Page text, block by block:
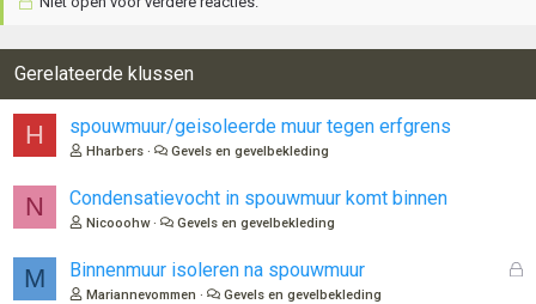
Gerelateerde klussen
H spouwmuur/geisoleerde muur tegen erfgrens
Hharbers Gevels en gevelbekleding
N Condensatievocht in spouwmuur komt binnen
Nicooohw Gevels en gevelbekleding
M
G
Binnenmuur isoleren na spouwmuur
Mariannevommen Gevels en gevelbekleding